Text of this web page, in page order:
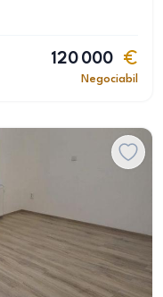
120 000
Negociabil